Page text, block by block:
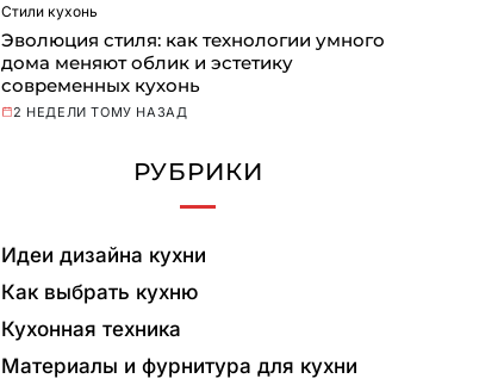
Стили кухонь
Эволюция стиля: как технологии умного
дома меняют облик и эстетику
современных кухонь
2 НЕДЕЛИ ТОМУ НАЗАД
РУБРИКИ
Идеи дизайна кухни
Как выбрать кухню
Кухонная техника
Материалы и фурнитура для кухни